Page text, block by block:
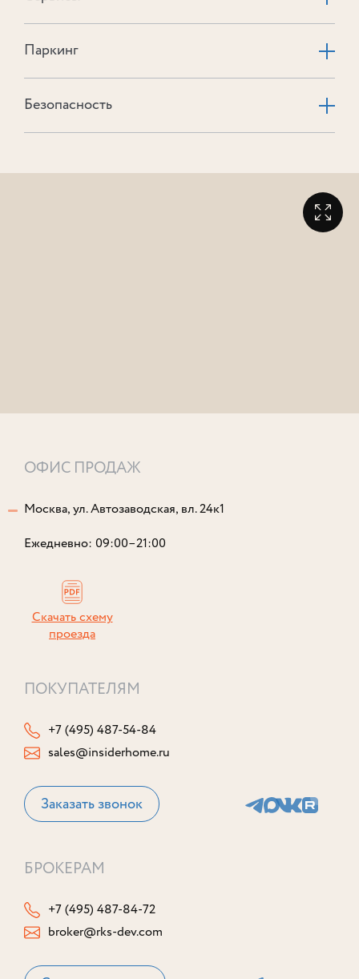
Паркинг
Безопасность
ОФИС ПРОДАЖ
Москва, ул. Автозаводская, вл. 24к1
Ежедневно: 09:00–21:00
ПОКУПАТЕЛЯМ
+7 (495) 487-54-84
sales@insiderhome.ru
Заказать звонок
БРОКЕРАМ
+7 (495) 487-84-72
broker@rks-dev.com
Скачать схему
проезда